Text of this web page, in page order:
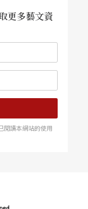
更多藝文資
閱讀本網站的使用